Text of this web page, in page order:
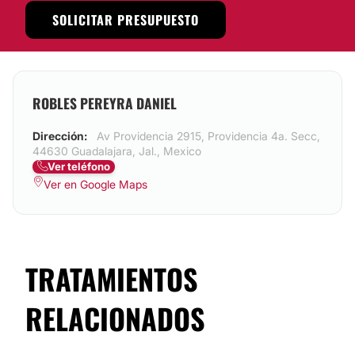
SOLICITAR PRESUPUESTO
ROBLES PEREYRA DANIEL
Dirección:
Av Providencia 2915, Providencia 4a. Secc,
44630 Guadalajara, Jal., Mexico
Ver teléfono
Ver en Google Maps
TRATAMIENTOS
RELACIONADOS